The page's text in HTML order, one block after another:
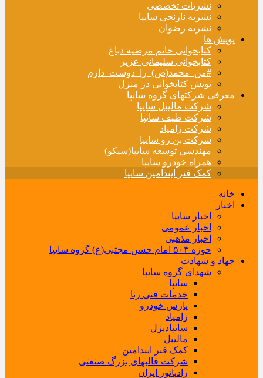
نشریات تخصصی
نشریه نارنجی سایپا
نشریه رضوان
پویش ها
کتابخوانی خانم مرضیه دباغ
کتابخوانی سلیمانی عزیز
#من_محمد(ص)_را_دوست_دارم
پویش کتابخوانی در منزل
معرفی شرکتهای گروه سایپا
شرکت مالیبل سایپا
شرکت طیف سایپا
شرکت زامیاد
شرکت بن رو سایپا
مهندسی توسعه سایپا(سیکو)
همراه خودرو سایپا
کمک فنر ایندامین سایپا
خانه
اخبار
اخبار سایپا
اخبار عمومی
اخبار مذهبی
حوزه ۵۰۳ امام حسن مجتبی(ع) گروه سایپا
جهاد و شهادت
شهدای گروه سایپا
سایپا
خدمات فنی رنا
پارس خودرو
زامیاد
سایپادیزل
مالیبل
کمک فنر ایندامین
شرکت قالبهای بزرگ صنعتی
رادیاتور ایران